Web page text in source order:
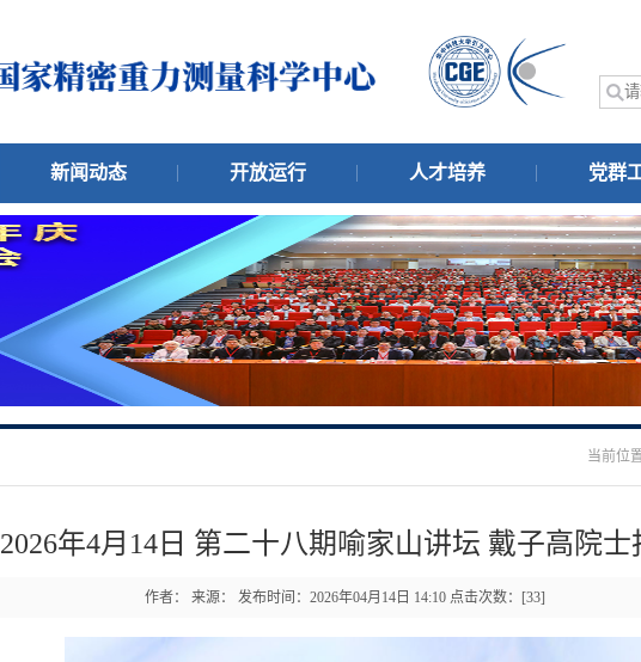
新闻动态 开放运行 人才培养 党群
当前位
2026年4月14日 第二十八期喻家山讲坛 戴子高院士
作者： 来源： 发布时间：2026年04月14日 14:10 点击次数：[33]